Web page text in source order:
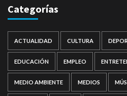
Categorías
ACTUALIDAD CULTURA
EDUCACIÓN EMPLEO
MEDIO AMBIENTE MEDIOS